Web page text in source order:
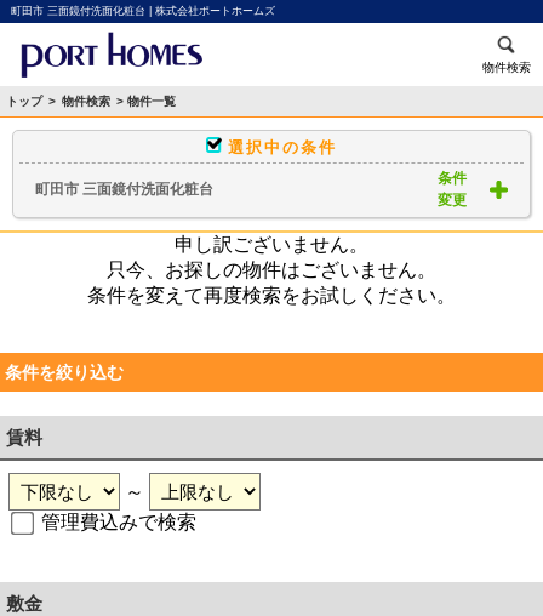
町田市 三面鏡付洗面化粧台 | 株式会社ポートホームズ
物件検索
トップ > 物件検索 > 物件一覧
選択中の条件
町田市 三面鏡付洗面化粧台
条件
変更
申し訳ございません。
只今、お探しの物件はございません。
条件を変えて再度検索をお試しください。
条件を絞り込む
賃料
～
管理費込みで検索
敷金